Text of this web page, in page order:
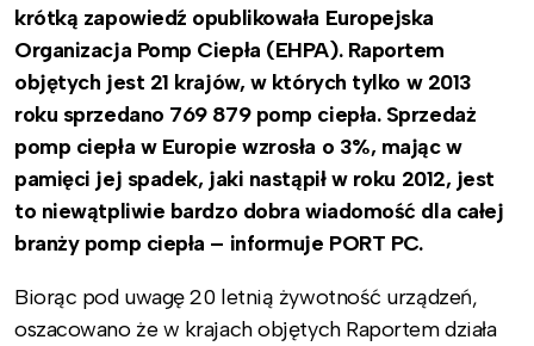
krótką zapowiedź opublikowała Europejska
Organizacja Pomp Ciepła (EHPA). Raportem
objętych jest 21 krajów, w których tylko w 2013
roku sprzedano 769 879 pomp ciepła. Sprzedaż
pomp ciepła w Europie wzrosła o 3%, mając w
pamięci jej spadek, jaki nastąpił w roku 2012, jest
to niewątpliwie bardzo dobra wiadomość dla całej
branży pomp ciepła – informuje PORT PC.
Biorąc pod uwagę 20 letnią żywotność urządzeń,
oszacowano że w krajach objętych Raportem działa